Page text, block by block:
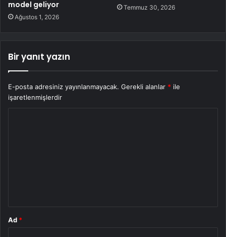
model geliyor
Ağustos 1, 2026
Temmuz 30, 2026
Bir yanıt yazın
E-posta adresiniz yayınlanmayacak. Gerekli alanlar * ile
işaretlenmişlerdir
Ad *